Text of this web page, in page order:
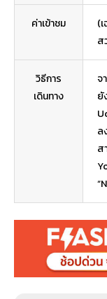
ค่าเข้าชม
(
ส
วิธีการ
เดินทาง
จ
ยั
ล
ส